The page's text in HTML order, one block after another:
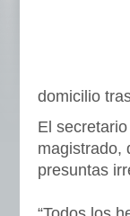
domicilio
El
magistrado,
presuntas